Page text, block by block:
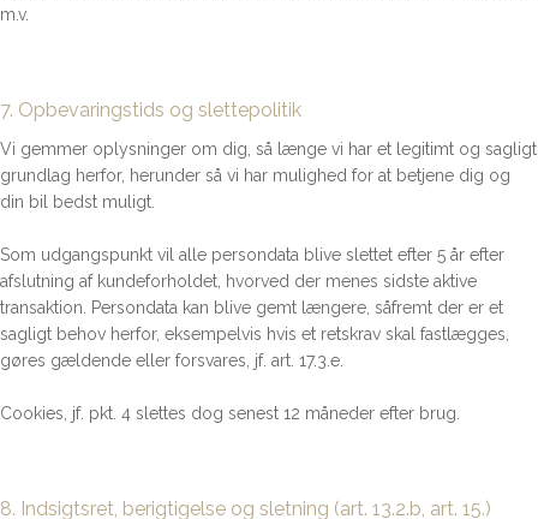
m.v.
7. Opbevaringstids og slettepolitik
Vi gemmer oplysninger om dig, så længe vi har et legitimt og sagligt
grundlag herfor, herunder så vi har mulighed for at betjene dig og
din bil bedst muligt.
Som udgangspunkt vil alle persondata blive slettet efter 5 år efter
afslutning af kundeforholdet, hvorved der menes sidste aktive
transaktion. Persondata kan blive gemt længere, såfremt der er et
sagligt behov herfor, eksempelvis hvis et retskrav skal fastlægges,
gøres gældende eller forsvares, jf. art. 17.3.e.
Cookies, jf. pkt. 4 slettes dog senest 12 måneder efter brug.
8. Indsigtsret, berigtigelse og sletning (art. 13.2.b, art. 15.)